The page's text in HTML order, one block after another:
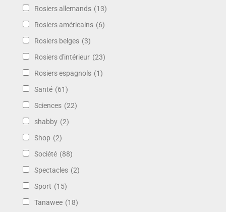
Rosiers allemands (13)
Rosiers américains (6)
Rosiers belges (3)
Rosiers d'intérieur (23)
Rosiers espagnols (1)
Santé (61)
Sciences (22)
shabby (2)
Shop (2)
Société (88)
Spectacles (2)
Sport (15)
Tanawee (18)